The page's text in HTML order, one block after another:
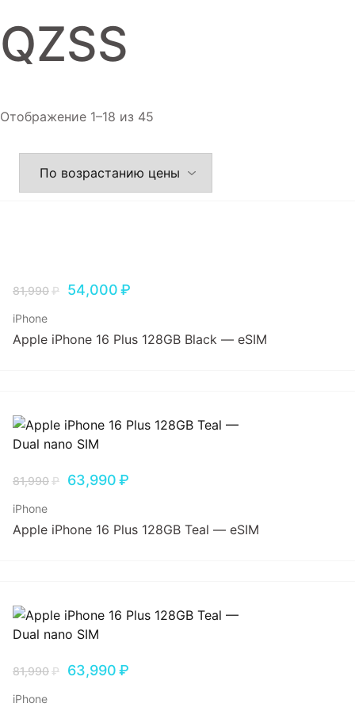
Аксессуары
QZSS
Отображение 1–18 из 45
81,990₽ 54,000₽
iPhone
Apple iPhone 16 Plus 128GB Black — eSIM
81,990₽ 63,990₽
iPhone
Apple iPhone 16 Plus 128GB Teal — eSIM
81,990₽ 63,990₽
iPhone